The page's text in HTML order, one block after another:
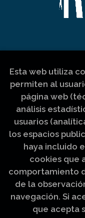
Esta web utiliza
permiten al
página web
análisis
usuarios
los espacios
haya incluido
cookies que
comportamiento
de la
navegación. Si
que acepta